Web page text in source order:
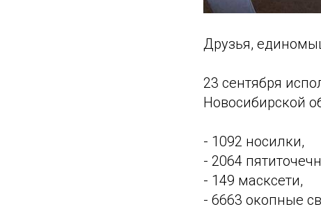
Друзья,
23 сентября
Новосибирской
- 1092 носилки,
- 2064
- 149 масксети,
- 6663 окопные